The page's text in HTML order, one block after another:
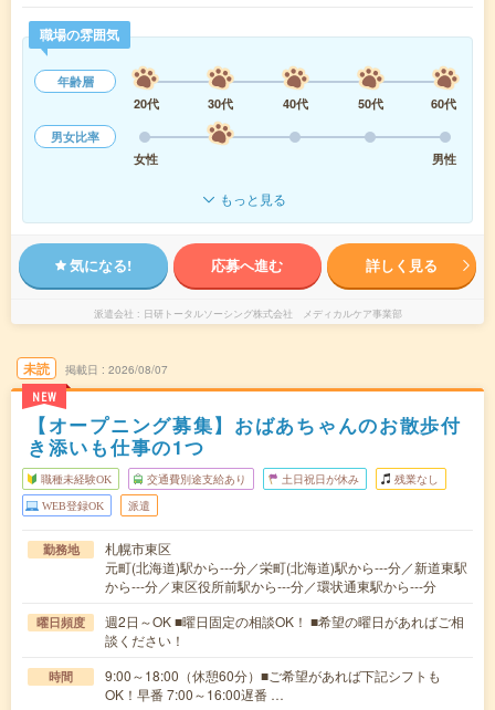
職場の雰囲気
年齢層
20代
30代 40代 50代
60代
男女比率
女性
男性
もっと見る
気になる! 応募へ進む 詳しく見る
派遣会社 日研トータルソーシング株式会社 メディカルケア事業部
未読
NEW
掲載日 2026/08/07
【オープニング募集】おばあちゃんのお散歩付
き添いも仕事の1つ
職種未経験OK 交通費別途支給あり 土日祝日が休み 残業なし
WEB登録OK 派遣
勤務地
札幌市東区
元町(北海道)駅から---分／栄町(北海道)駅から---分／新道東駅
から---分／東区役所前駅から---分／環状通東駅から---分
曜日頻度
週2日～OK ■曜日固定の相談OK！ ■希望の曜日があればご相
談ください！
時間
9:00～18:00（休憩60分）■ご希望があれば下記シフトも
OK！早番 7:00～16:00遅番 …